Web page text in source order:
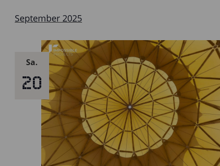
September 2025
Sa.
20